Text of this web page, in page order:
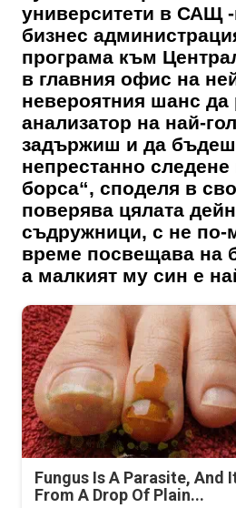
университети в САЩ
бизнес
програма към
в главния офис на
невероятния шанс да
анализатор на най-
задържиш и да бъдеш
непрестанно
борса“, споделя в
поверява цялата
съдружници, с не по-
време посвещава на
а малкият му син е
Fungus Is A Parasite, And
From A Drop Of Plain...